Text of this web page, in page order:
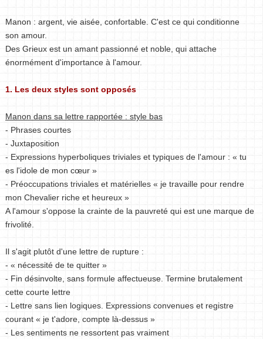
Manon : argent, vie aisée, confortable. C'est ce qui conditionne
son amour.
Des Grieux est un amant passionné et noble, qui attache
énormément d'importance à l'amour.
1. Les deux styles sont opposés
Manon dans sa lettre rapportée : style bas
- Phrases courtes
- Juxtaposition
- Expressions hyperboliques triviales et typiques de l'amour : « tu
es l'idole de mon cœur »
- Préoccupations triviales et matérielles « je travaille pour rendre
mon Chevalier riche et heureux »
A l'amour s'oppose la crainte de la pauvreté qui est une marque de
frivolité.
Il s'agit plutôt d'une lettre de rupture :
- « nécessité de te quitter »
- Fin désinvolte, sans formule affectueuse. Termine brutalement
cette courte lettre
- Lettre sans lien logiques. Expressions convenues et registre
courant « je t'adore, compte là-dessus »
- Les sentiments ne ressortent pas vraiment